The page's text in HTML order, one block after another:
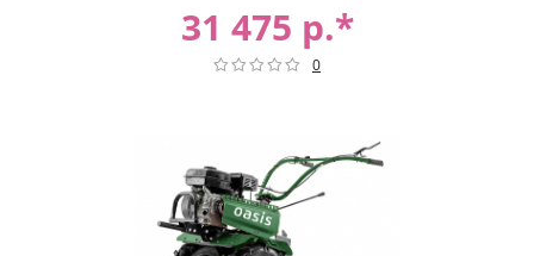
31 475 р.*
0